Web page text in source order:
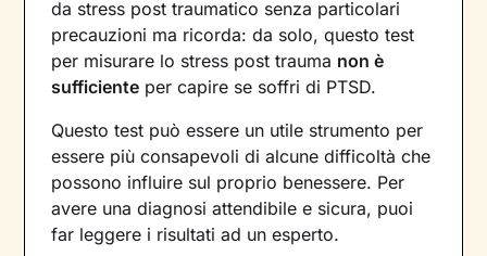
da stress post traumatico senza particolari
precauzioni ma ricorda: da solo, questo test
per misurare lo stress post trauma non è
sufficiente per capire se soffri di PTSD.
Questo test può essere un utile strumento per
essere più consapevoli di alcune difficoltà che
possono influire sul proprio benessere. Per
avere una diagnosi attendibile e sicura, puoi
far leggere i risultati ad un esperto.